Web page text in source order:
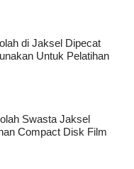
di Jaksel Dipecat
Untuk Pelatihan
Swasta Jaksel
Compact Disk Film